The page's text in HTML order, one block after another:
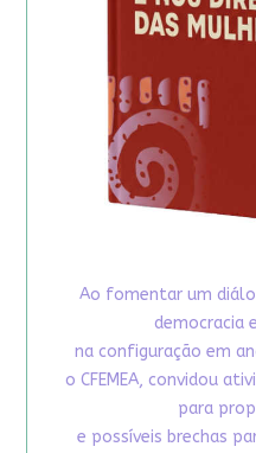
Ao fomentar um
democracia
na configuração em
o CFEMEA, convidou
para
e possíveis brechas